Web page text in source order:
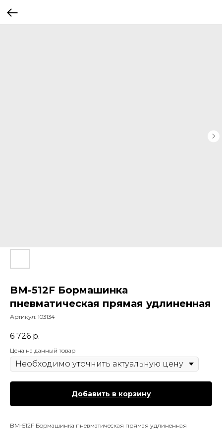
BM-512F Бормашинка
пневматическая прямая удлиненная
Артикул: 103134
6 726 р.
Цена на данный товар
Добавить в корзину
BM-512F Бормашинка пневматическая прямая удлиненная